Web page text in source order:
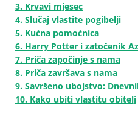
3. Krvavi mjesec
4. Slučaj vlastite pogibelji
5. Kućna pomoćnica
6. Harry Potter i zatočenik
7. Priča započinje s nama
8. Priča završava s nama
9. Savršeno ubojstvo:
10. Kako ubiti vlastitu obitelj